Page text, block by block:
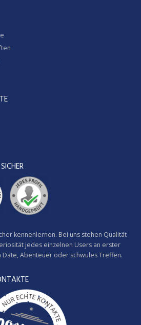
kennenlernen. Bei uns stehen Qualität
jedes einzelnen Users an erster
Date, Abenteuer oder schwules Treffen.